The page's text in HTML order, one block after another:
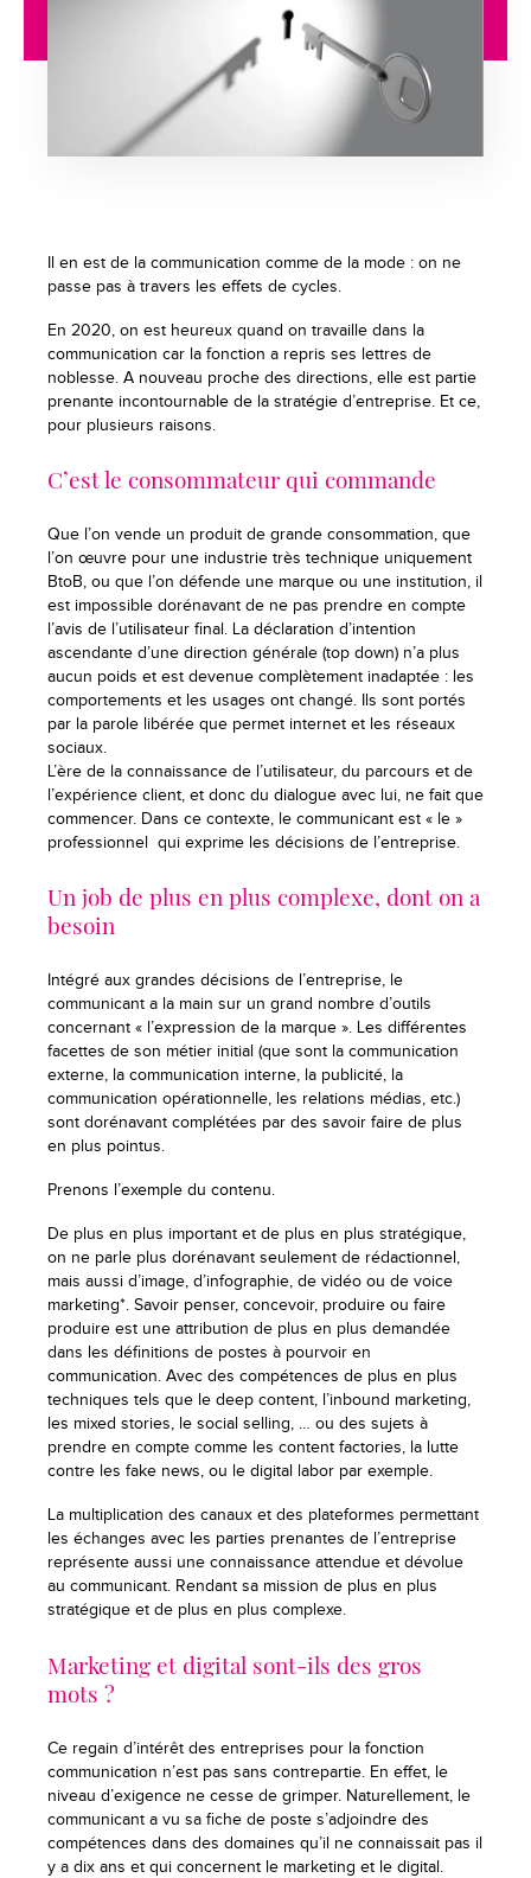
Il en est de la communication comme de la mode : on ne
passe pas à travers les effets de cycles.
En 2020, on est heureux quand on travaille dans la
communication car la fonction a repris ses lettres de
noblesse. A nouveau proche des directions, elle est partie
prenante incontournable de la stratégie d’entreprise. Et ce,
pour plusieurs raisons.
C’est le consommateur qui commande
Que l’on vende un produit de grande consommation, que
l’on œuvre pour une industrie très technique uniquement
BtoB, ou que l’on défende une marque ou une institution, il
est impossible dorénavant de ne pas prendre en compte
l’avis de l’utilisateur final. La déclaration d’intention
ascendante d’une direction générale (top down) n’a plus
aucun poids et est devenue complètement inadaptée : les
comportements et les usages ont changé. Ils sont portés
par la parole libérée que permet internet et les réseaux
sociaux.
L’ère de la connaissance de l’utilisateur, du parcours et de
l’expérience client, et donc du dialogue avec lui, ne fait que
commencer. Dans ce contexte, le communicant est « le »
professionnel qui exprime les décisions de l’entreprise.
Un job de plus en plus complexe, dont on a
besoin
Intégré aux grandes décisions de l’entreprise, le
communicant a la main sur un grand nombre d’outils
concernant « l’expression de la marque ». Les différentes
facettes de son métier initial (que sont la communication
externe, la communication interne, la publicité, la
communication opérationnelle, les relations médias, etc.)
sont dorénavant complétées par des savoir faire de plus
en plus pointus.
Prenons l’exemple du contenu.
De plus en plus important et de plus en plus stratégique,
on ne parle plus dorénavant seulement de rédactionnel,
mais aussi d’image, d’infographie, de vidéo ou de voice
marketing*. Savoir penser, concevoir, produire ou faire
produire est une attribution de plus en plus demandée
dans les définitions de postes à pourvoir en
communication. Avec des compétences de plus en plus
techniques tels que le deep content, l’inbound marketing,
les mixed stories, le social selling, … ou des sujets à
prendre en compte comme les content factories, la lutte
contre les fake news, ou le digital labor par exemple.
La multiplication des canaux et des plateformes permettant
les échanges avec les parties prenantes de l’entreprise
représente aussi une connaissance attendue et dévolue
au communicant. Rendant sa mission de plus en plus
stratégique et de plus en plus complexe.
Marketing et digital sont-ils des gros
mots ?
Ce regain d’intérêt des entreprises pour la fonction
communication n’est pas sans contrepartie. En effet, le
niveau d’exigence ne cesse de grimper. Naturellement, le
communicant a vu sa fiche de poste s’adjoindre des
compétences dans des domaines qu’il ne connaissait pas il
y a dix ans et qui concernent le marketing et le digital.